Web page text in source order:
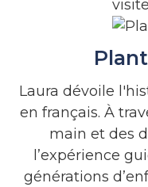
Laura dévoile
en français. À
main et des
l’expérience
générations